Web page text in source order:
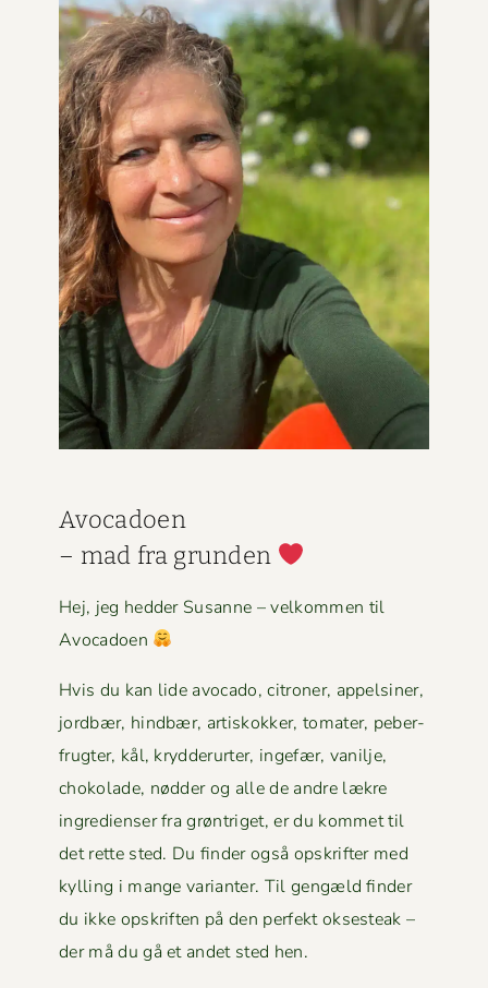
Avo­ca­doen
– mad fra grun­den
Hej, jeg hed­der Susanne – velkom­men til
Avocadoen
Hvis du kan lide avo­ca­do, cit­roner, appelsin­er,
jord­bær, hind­bær, artiskokker, tomater, peber­
frugter, kål, kry­d­derurter, inge­fær, vanil­je,
choko­lade, nød­der og alle de andre lækre
ingre­di­enser fra grøn­triget, er du kom­met til
det rette sted. Du find­er også opskrifter med
kylling i mange vari­anter. Til gengæld find­er
du ikke opskriften på den per­fekt okses­teak –
der må du gå et andet sted hen.